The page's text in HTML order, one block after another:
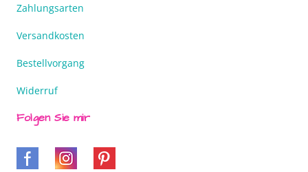
Zahlungsarten
Versandkosten
Bestellvorgang
Widerruf
Folgen Sie mir